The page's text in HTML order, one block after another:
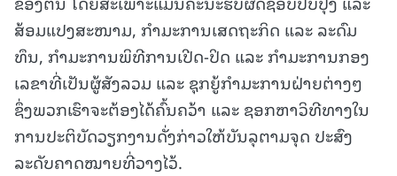
ສ້ອມແປງສະໜາມ, ກຳມະການເສດຖະກິດ ແລະ ລະດົມ
ທຶນ, ກຳມະການພິທີການເປີດ-ປິດ ແລະ ກຳມະການກອງ
ເລຂາທີ່ເປັນຜູ້ສັງລວມ ແລະ ຊຸກຍູ້ກຳມະການຝ່າຍຕ່າງໆ
ຊຶ່ງພວກເຮົາຈະຕ້ອງໄດ້ຄົ້ນຄວ້າ ແລະ ຊອກຫາວິທີທາງໃນ
ການປະຕິບັດວຽກງານດັ່ງກ່າວໃຫ້ບັນລຸຕາມຈຸດ ປະສົງ
ລະດັບຄາດໝາຍທີ່ວາງໄວ້.